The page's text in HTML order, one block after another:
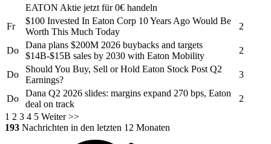
EATON Aktie jetzt für 0€ handeln
Fr
$100 Invested In Eaton Corp 10 Years Ago Would Be
Worth This Much Today
2
Do
Dana plans $200M 2026 buybacks and targets
$14B-$15B sales by 2030 with Eaton Mobility
2
Do
Should You Buy, Sell or Hold Eaton Stock Post Q2
Earnings?
3
Do
Dana Q2 2026 slides: margins expand 270 bps, Eaton
deal on track
2
1 2 3 4 5 Weiter >>
193 Nachrichten in den letzten 12 Monaten